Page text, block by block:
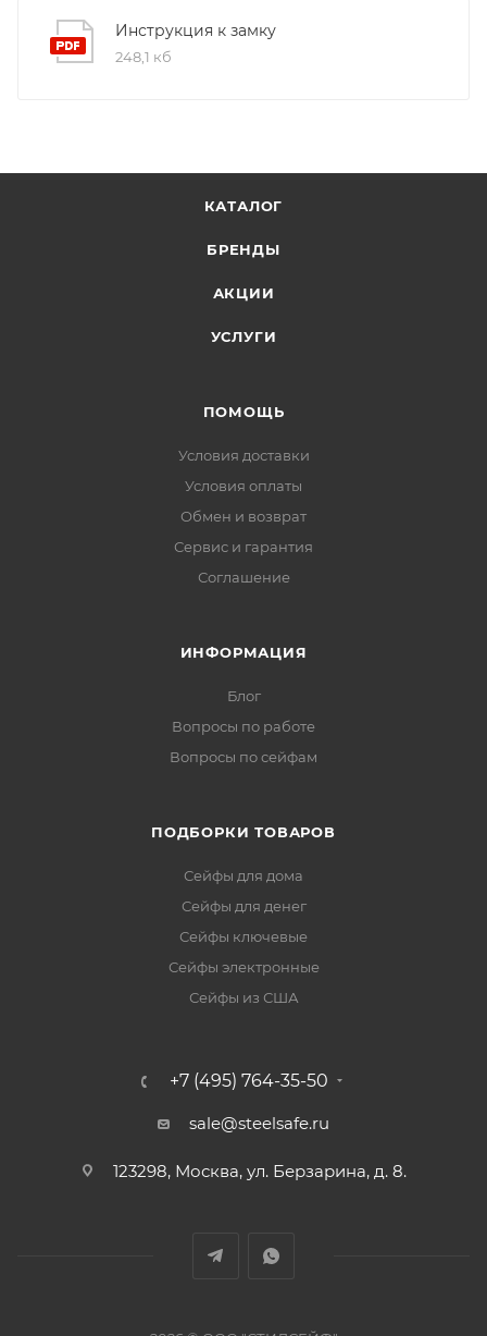
Инструкция к замку
248,1 кб
КАТАЛОГ
БРЕНДЫ
АКЦИИ
УСЛУГИ
ПОМОЩЬ
Условия доставки
Условия оплаты
Обмен и возврат
Сервис и гарантия
Соглашение
ИНФОРМАЦИЯ
Блог
Вопросы по работе
Вопросы по сейфам
ПОДБОРКИ ТОВАРОВ
Сейфы для дома
Сейфы для денег
Сейфы ключевые
Сейфы электронные
Сейфы из США
+7 (495) 764-35-50
sale@steelsafe.ru
123298, Москва, ул. Берзарина, д. 8.